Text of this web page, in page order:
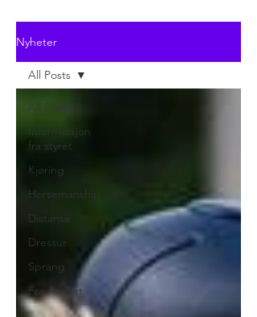
Nyheter
All Posts
Informarsjon
fra styret
Kjøring
Horsemanship
Distanse
Dressur
Sprang
Fra Arkivet
All Posts